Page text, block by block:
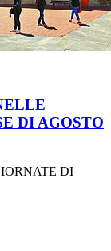
DI AGOSTO
DI